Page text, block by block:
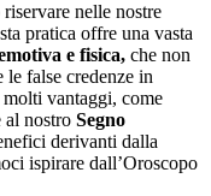
nelle nostre
pratica offre una vasta
e fisica, che non
le false credenze in
vantaggi, come
al nostro Segno
derivanti dalla
ispirare dall’Oroscopo